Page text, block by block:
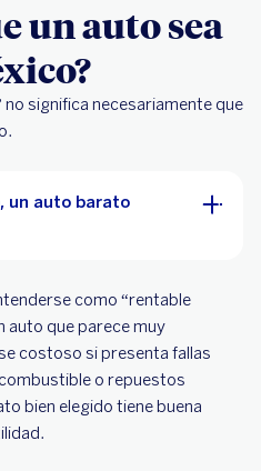
real
del vehículo
confiables y seguras
(kilometraje,
gasolina
completa
un auto usado
esperada
de financiamiento
y revisión física
un auto sea
significa necesariamente que
un auto barato
como “rentable
auto que parece muy
costoso si presenta fallas
o repuestos
bien elegido tiene buena